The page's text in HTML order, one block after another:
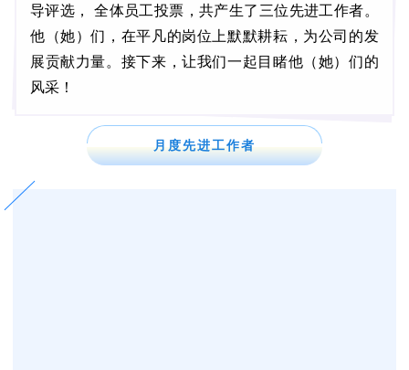
导评选， 全体员工投票，共产生了三位先进工作者。
他（她）们，在平凡的岗位上默默耕耘，为公司的发
展贡献力量。接下来，让我们一起目睹他（她）们的
风采！
月度先进工作者